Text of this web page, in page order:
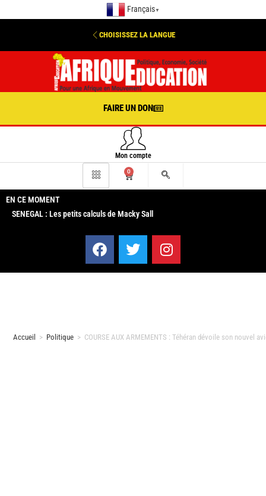
Français ▼
CHOISISSEZ LA LANGUE
FAIRE UN DON
Mon compte
0
EN CE MOMENT
SENEGAL : Les petits calculs de Macky Sall
Accueil > Politique > COURSE AUX ARMEMENTS : Téhéran dévoile son nouvel